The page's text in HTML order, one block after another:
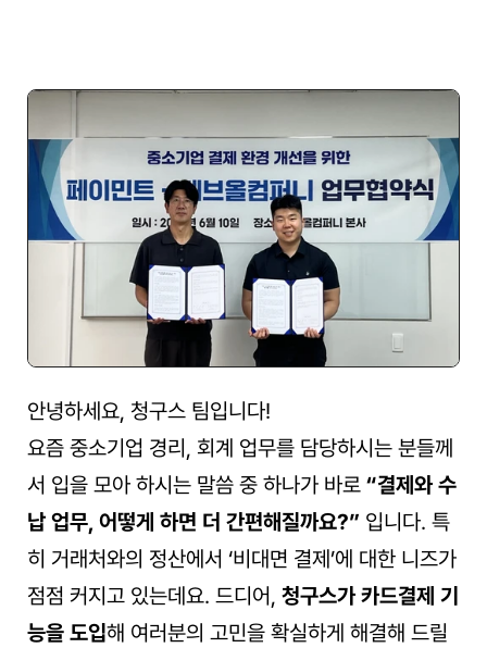
안녕하세요, 청구스 팀입니다!
요즘 중소기업 경리, 회계 업무를 담당하시는 분들께
서 입을 모아 하시는 말씀 중 하나가 바로 “결제와 수
납 업무, 어떻게 하면 더 간편해질까요?” 입니다. 특
히 거래처와의 정산에서 ‘비대면 결제’에 대한 니즈가
점점 커지고 있는데요. 드디어, 청구스가 카드결제 기
능을 도입해 여러분의 고민을 확실하게 해결해 드릴